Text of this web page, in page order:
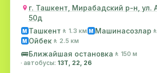
г. Ташкент, Мирабадский р-н, ул.
50д
M Ташкент 🚶 1.3 км M Машинасозлар
M Ойбек 🚶 2.5 км
🚌Ближайшая остановка 🚶 150 м
· автобусы: 13Т, 22, 26